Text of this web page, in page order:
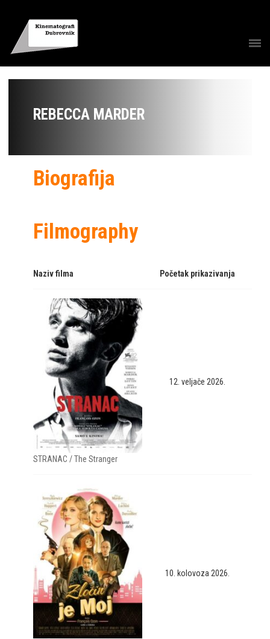
REBECCA MARDER
Biografija
Filmography
Naziv filma Početak prikazivanja
STRANAC / The Stranger
12. veljače 2026.
10. kolovoza 2026.